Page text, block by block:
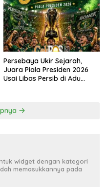
Persebaya Ukir Sejarah,
Juara Piala Presiden 2026
Usai Libas Persib di Adu
widget dengan kategori
memasukkannya pada